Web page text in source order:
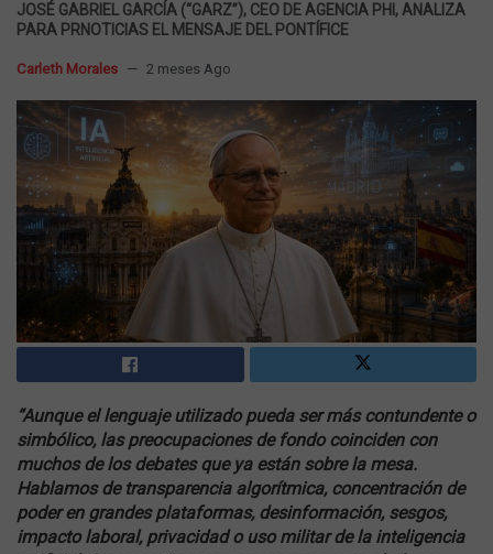
JOSÉ GABRIEL GARCÍA (“GARZ”), CEO DE AGENCIA PHI, ANALIZA
PARA PRNOTICIAS EL MENSAJE DEL PONTÍFICE
Carleth Morales 2 meses Ago
“Aunque el lenguaje utilizado pueda ser más contundente o
simbólico, las preocupaciones de fondo coinciden con
muchos de los debates que ya están sobre la mesa.
Hablamos de transparencia algorítmica, concentración de
poder en grandes plataformas, desinformación, sesgos,
impacto laboral, privacidad o uso militar de la inteligencia